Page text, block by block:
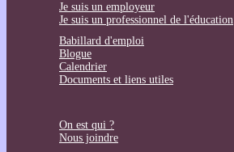
Je suis un employeur
Je suis un professionnel de l'éducation
Babillard d'emploi
Blogue
Calendrier
Documents et liens utiles
On est qui ?
Nous joindre